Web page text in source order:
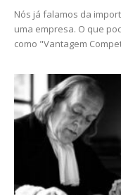
Nós já falamos da
uma empresa. O que
como "Vantagem